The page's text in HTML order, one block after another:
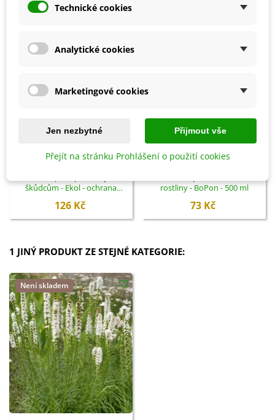
Přidat do košíku
škůdcům - Ekol - ochrana
126 Kč
Přidat do košíku
rostliny - BoPon - 500 ml
73 Kč
1 JINÝ PRODUKT ZE STEJNÉ KATEGORIE:
Není skladem
Technické cookies
Analytické cookies
Marketingové cookies
Jen nezbytné Přijmout vše
Přejít na stránku Prohlášení o použití cookies